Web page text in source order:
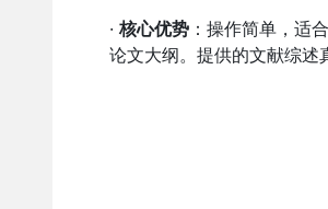
· 核心优势 ：操作简单，适
论文大纲。提供的文献综述